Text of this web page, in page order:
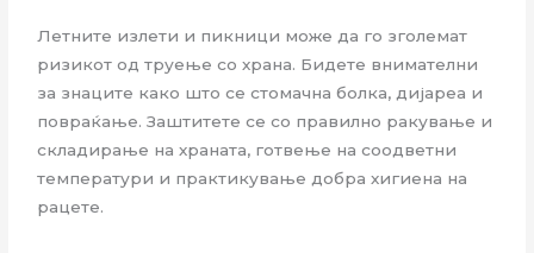
Летните излети и пикници може да го зголемат
ризикот од труење со храна. Бидете внимателни
за знаците како што се стомачна болка, дијареа и
повраќање. Заштитете се со правилно ракување и
складирање на храната, готвење на соодветни
температури и практикување добра хигиена на
рацете.